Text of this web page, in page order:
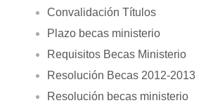
Convalidación Títulos
Plazo becas ministerio
Requisitos Becas Ministerio
Resolución Becas 2012-2013
Resolución becas ministerio